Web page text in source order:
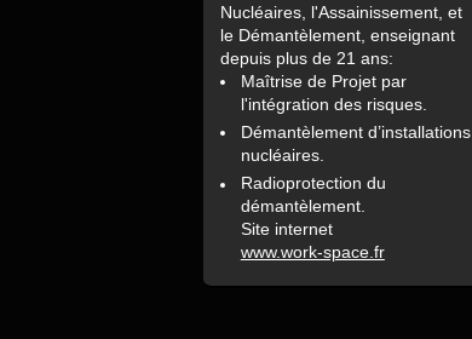
Nucléaires, l'Assainissement, et
le Démantèlement, enseignant
depuis plus de 21 ans:
Maîtrise de Projet par
l'intégration des risques.
Démantèlement d’installations
nucléaires.
Radioprotection du
démantèlement.
Site internet
www.work-space.fr